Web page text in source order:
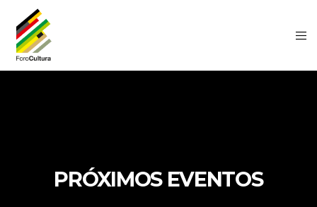
PRÓXIMOS EVENTOS